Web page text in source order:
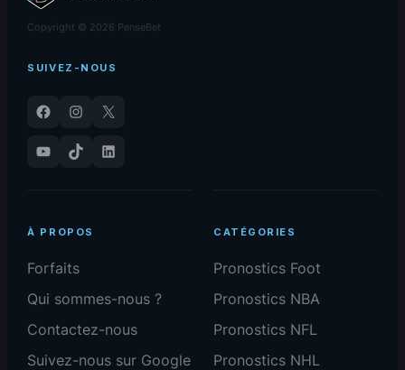
Copyright © 2026 PenseBet
SUIVEZ-NOUS
Facebook Instagram
X
YouTube
TikTok LinkedIn
À PROPOS
Forfaits
Qui sommes-nous ?
Contactez-nous
Suivez-nous sur Google
CATÉGORIES
Pronostics Foot
Pronostics NBA
Pronostics NFL
Pronostics NHL